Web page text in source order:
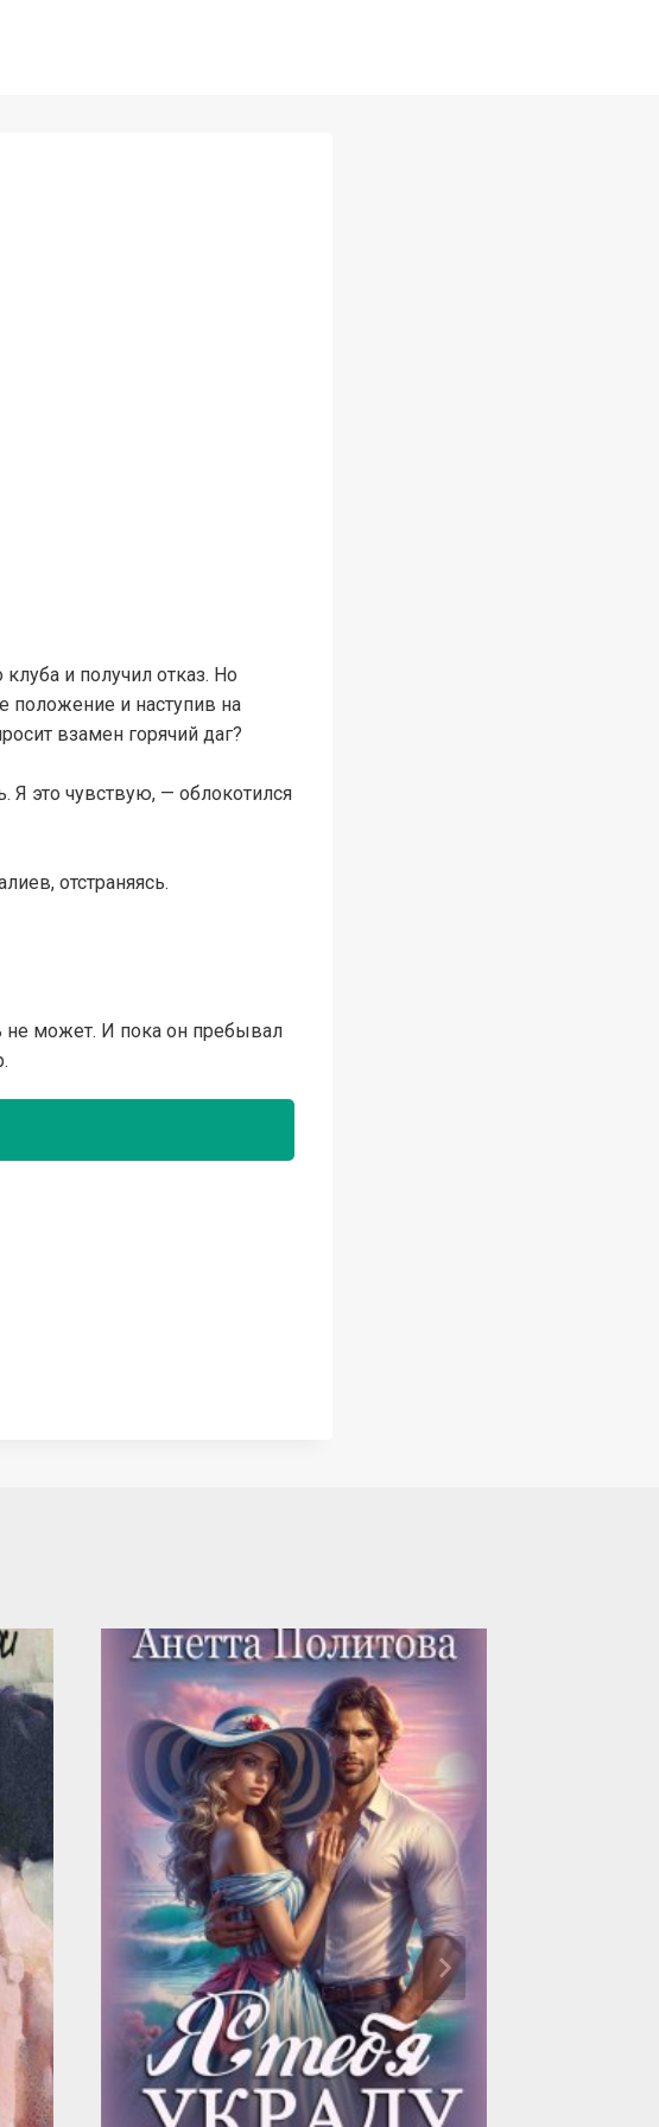
и получил отказ. Но
положение и наступив на
взамен горячий даг?
Я это чувствую, — облокотился
отстраняясь.
не может. И пока он пребывал